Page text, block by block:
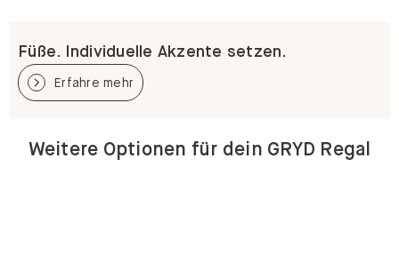
Füße. Individuelle Akzente setzen.
Erfahre mehr
Weitere Optionen für dein GRYD Regal